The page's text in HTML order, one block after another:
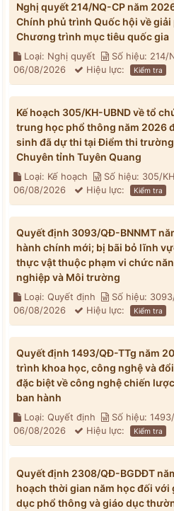
Nghị quyết 214/NQ-CP năm
Chính phủ trình Quốc hội về
Chương trình mục tiêu quốc gia
Loại: Nghị quyết Số hiệu: 214/
06/08/2026
Hiệu lực: Kiểm tra
Kế hoạch 305/KH-UBND về tổ
trung học phổ thông năm 2026
sinh đã dự thi tại Điểm thi
Chuyên tỉnh Tuyên Quang
Loại: Kế hoạch Số hiệu: 305/
06/08/2026
Hiệu lực: Kiểm tra
Quyết định 3093/QĐ-BNNMT
hành chính mới; bị bãi bỏ lĩnh
thực vật thuộc phạm vi chức
nghiệp và Môi trường
Loại: Quyết định Số hiệu:
06/08/2026
Hiệu lực: Kiểm tra
Quyết định 1493/QĐ-TTg năm
trình khoa học, công nghệ và
đặc biệt về công nghệ chiến
ban hành
Loại: Quyết định Số hiệu:
06/08/2026
Hiệu lực: Kiểm tra
Quyết định 2308/QĐ-BGDĐT
hoạch thời gian năm học đối với
dục phổ thông và giáo dục